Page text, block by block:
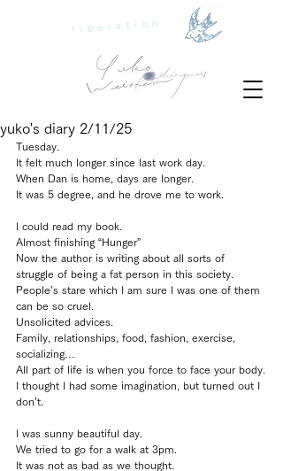
liberation
yuko's diary 2/11/25
Tuesday.
It felt much longer since last work day.
When Dan is home, days are longer.
It was 5 degree, and he drove me to work.
I could read my book.
Almost finishing “Hunger”
Now the author is writing about all sorts of
struggle of being a fat person in this society.
People’s stare which I am sure I was one of them
can be so cruel.
Unsolicited advices.
Family, relationships, food, fashion, exercise,
socializing…
All part of life is when you force to face your body.
I thought I had some imagination, but turned out I
don’t.
I was sunny beautiful day.
We tried to go for a walk at 3pm.
It was not as bad as we thought.